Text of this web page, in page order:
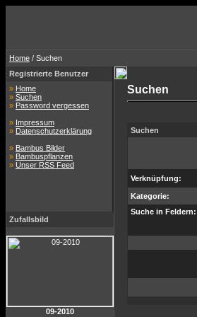
Home / Suchen
Registrierte Benutzer
» Home
» Suchen
» Password vergessen
» Impressum
» Datenschutzerklärung
» Bambus Bilder
» Bambuspflanzen
» Unser RSS Feed
Zufallsbild
09-2010
Suchen
Suchen
Verknüpfung:
Kategorie:
Suche in Feldern: